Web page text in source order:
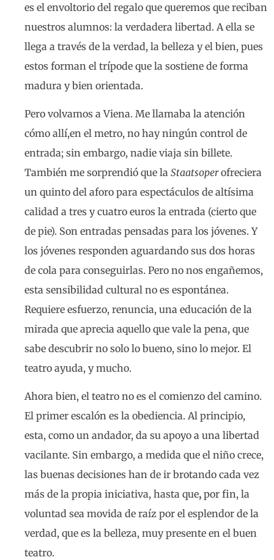
es el envoltorio del regalo que queremos que reciban
nuestros alumnos: la verdadera libertad. A ella se
llega a través de la verdad, la belleza y el bien, pues
estos forman el trípode que la sostiene de forma
madura y bien orientada.
Pero volvamos a Viena. Me llamaba la atención
cómo allí,en el metro, no hay ningún control de
entrada; sin embargo, nadie viaja sin billete.
También me sorprendió que la Staatsoperofreciera
un quinto del aforo para espectáculos de altísima
calidad a tres y cuatro euros la entrada (cierto que
de pie). Son entradas pensadas para los jóvenes. Y
los jóvenes responden aguardando sus dos horas
de cola para conseguirlas. Pero no nos engañemos,
esta sensibilidad cultural no es espontánea.
Requiere esfuerzo, renuncia, una educación de la
mirada que aprecia aquello que vale la pena, que
sabe descubrir no solo lo bueno, sino lo mejor. El
teatro ayuda, y mucho.
Ahora bien, el teatro no es el comienzo del camino.
El primer escalón es la obediencia. Al principio,
esta, como un andador, da su apoyo a una libertad
vacilante. Sin embargo, a medida que el niño crece,
las buenas decisiones han de ir brotando cada vez
más de la propia iniciativa, hasta que, por fin, la
voluntad sea movida de raíz por el esplendor de la
verdad, que es la belleza, muy presente en el buen
teatro.